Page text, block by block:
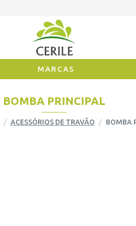
MARCAS
ACESSÓRIOS DE TRAVÃO BOMBA
BOMBA PRINCIPAL